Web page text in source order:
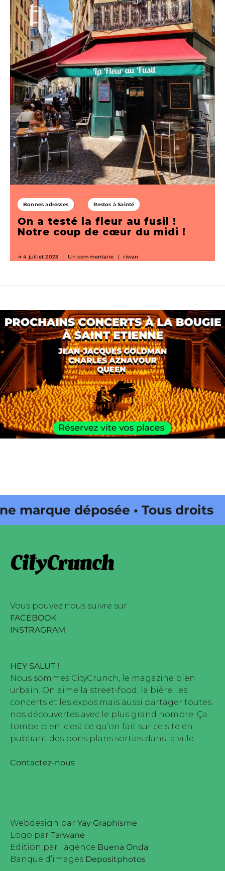
Bonnes adresses Restos à Sainté
On a testé la fleur au fusil !
Notre coup de cœur du midi !
4 juillet 2023 Un commentaire riwan
déposée • Tous droits
déposée • Tous droits
édité par Buena Onda Web •
Vous pouvez nous suivre sur :
FACEBOOK
INSTRAGRAM
HEY SALUT !
Nous sommes CityCrunch, le magazine bien
urbain. On aime la street-food, la bière, les
concerts et les expos mais aussi partager toutes
nos découvertes avec le plus grand nombre. Ça
tombe bien, c’est ce qu’on fait sur ce site en
publiant des bons plans sorties dans la ville.
Contactez-nous
Webdesign par Yay Graphisme
Logo par Tarwane
Edition par l'agence Buena Onda
Banque d’images Depositphotos